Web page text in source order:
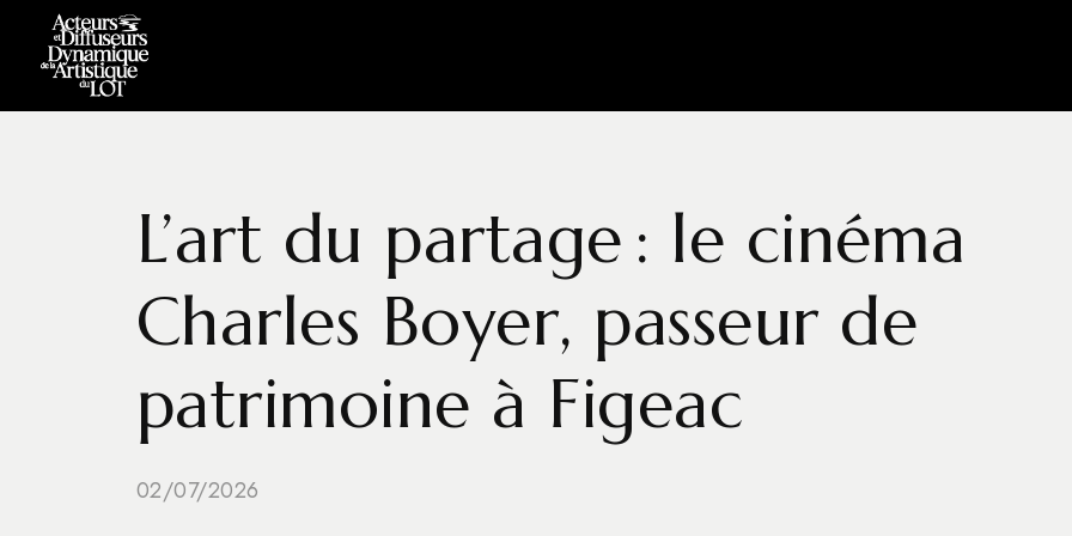
L’art du partage : le cinéma
Charles Boyer, passeur de
patrimoine à Figeac
02/07/2026